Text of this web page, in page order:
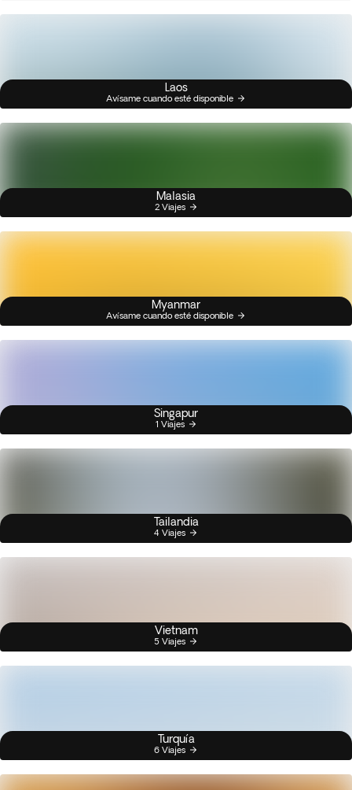
Laos
Avísame cuando esté disponible
Malasia
2 Viajes
Myanmar
Avísame cuando esté disponible
Singapur
1 Viajes
Tailandia
4 Viajes
Vietnam
5 Viajes
Turquía
6 Viajes